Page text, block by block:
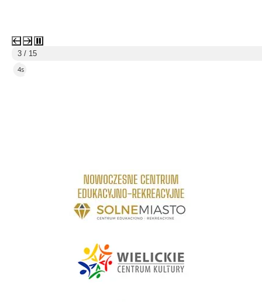
3 / 15
2s
link do strony Centrum Edukacyjno Rekreacyjne